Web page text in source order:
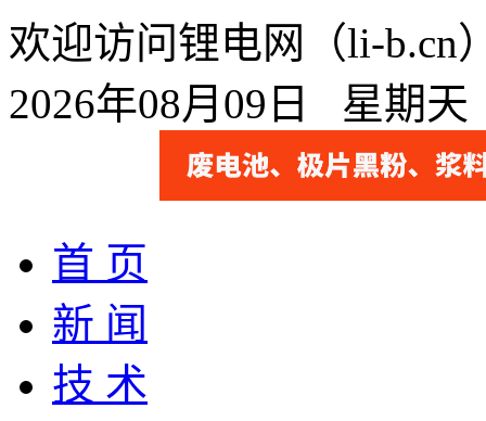
欢迎访问锂电网（li-b.cn
2026年08月09日 星期
首 页
新 闻
技 术